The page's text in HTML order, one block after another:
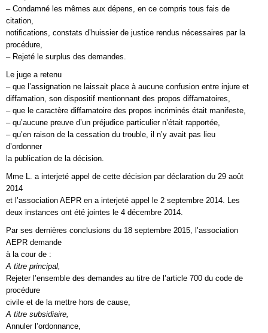
– Condamné les mêmes aux dépens, en ce compris tous fais de
citation,
notifications, constats d’huissier de justice rendus nécessaires par la
procédure,
– Rejeté le surplus des demandes.
Le juge a retenu
– que l’assignation ne laissait place à aucune confusion entre injure et
diffamation, son dispositif mentionnant des propos diffamatoires,
– que le caractère diffamatoire des propos incriminés était manifeste,
– qu’aucune preuve d’un préjudice particulier n’était rapportée,
– qu’en raison de la cessation du trouble, il n’y avait pas lieu
d’ordonner
la publication de la décision.
Mme L. a interjeté appel de cette décision par déclaration du 29 août
2014
et l’association AEPR en a interjeté appel le 2 septembre 2014. Les
deux instances ont été jointes le 4 décembre 2014.
Par ses dernières conclusions du 18 septembre 2015, l’association
AEPR demande
à la cour de :
A titre principal,
Rejeter l’ensemble des demandes au titre de l’article 700 du code de
procédure
civile et de la mettre hors de cause,
A titre subsidiaire,
Annuler l’ordonnance,